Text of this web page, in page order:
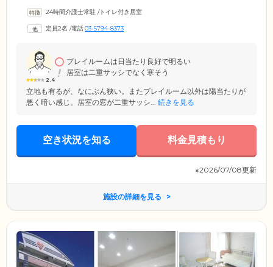
のスタッフとともに、安心して日常生活をお過ごしいただけます。ま
ど、ご入居者様が出来る範囲で役割をお願いするため、ほかのご入居者
24時間介護士常駐 /トイレ付き居室
定員2名 /電話03-5794-8373
2.4
プレイルームは日当たり良好で明るい
居室は二重サッシでなく寒そう
立地も有るが、なにぶん狭い。またプレイルーム以外は陽当たりが
悪く暗い感じ。居室の窓が二重サッシ... 続きを見る
空き状況を知る 料金見積もり
※2026/07/08更新
施設の詳細を見る